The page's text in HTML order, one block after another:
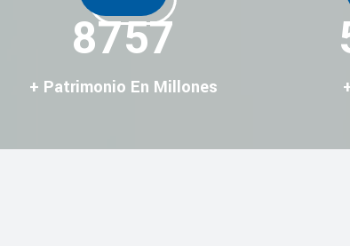
9730
+ Patrimonio En Millones